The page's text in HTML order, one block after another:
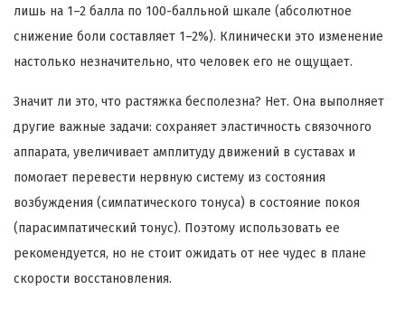
лишь на 1–2 балла по 100-балльной шкале (абсолютное
снижение боли составляет 1–2%). Клинически это изменение
настолько незначительно, что человек его не ощущает.
Значит ли это, что растяжка бесполезна? Нет. Она выполняет
другие важные задачи: сохраняет эластичность связочного
аппарата, увеличивает амплитуду движений в суставах и
помогает перевести нервную систему из состояния
возбуждения (симпатического тонуса) в состояние покоя
(парасимпатический тонус). Поэтому использовать ее
рекомендуется, но не стоит ожидать от нее чудес в плане
скорости восстановления.